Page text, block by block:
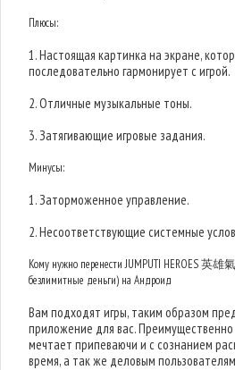
Плюсы:
1. Настоящая картинка на экране,
последовательно гармонирует с игрой.
2. Отличные музыкальные тоны.
3. Затягивающие игровые задания.
Минусы:
1. Заторможенное управление.
2. Несоответствующие системные
Кому нужно перенести JUMPUTI HEROES
безлимитные деньги) на Андроид
Вам подходят игры, таким образом
приложение для вас. Преимущественно
мечтает припеваючи и с сознанием
время, а так же деловым